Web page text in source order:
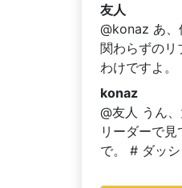
友人
@konaz あ、
関わらずのリ
わけですよ。
konaz
@友人 うん
リーダーで
で。 # ダッ